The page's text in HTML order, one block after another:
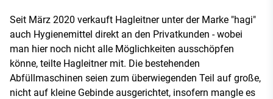
Seit März 2020 verkauft Hagleitner unter der Marke "hagi"
auch Hygienemittel direkt an den Privatkunden - wobei
man hier noch nicht alle Möglichkeiten ausschöpfen
könne, teilte Hagleitner mit. Die bestehenden
Abfüllmaschinen seien zum überwiegenden Teil auf große,
nicht auf kleine Gebinde ausgerichtet, insofern mangle es